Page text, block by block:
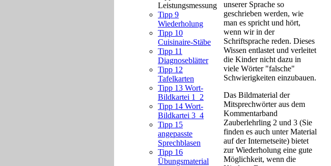
Leistungsmessung
Tipp 9
Wiederholung
Tipp 10
Cuisinaire-Stäbe
Tipp 11
Diagnoseblätter
Tipp 12
Tafelkarten
Tipp 13 Wort-
Bildkartei 1_2
Tipp 14 Wort-
Bildkartei 3_4
Tipp 15
angepasste
Sprechblasen
Tipp 16
Übungsmaterial
unserer Sprache so
geschrieben werden, wie
man es spricht und hört,
wenn wir in der
Schriftsprache reden. Dieses
Wissen entlastet und verleitet
die Kinder nicht dazu in
viele Wörter "falsche"
Schwierigkeiten einzubauen.
Das Bildmaterial der
Mitsprechwörter aus dem
Kommentarband
Zauberlehrling 2 und 3 (Sie
finden es auch unter Material
auf der Internetseite) bietet
zur Wiederholung eine gute
Möglichkeit, wenn die